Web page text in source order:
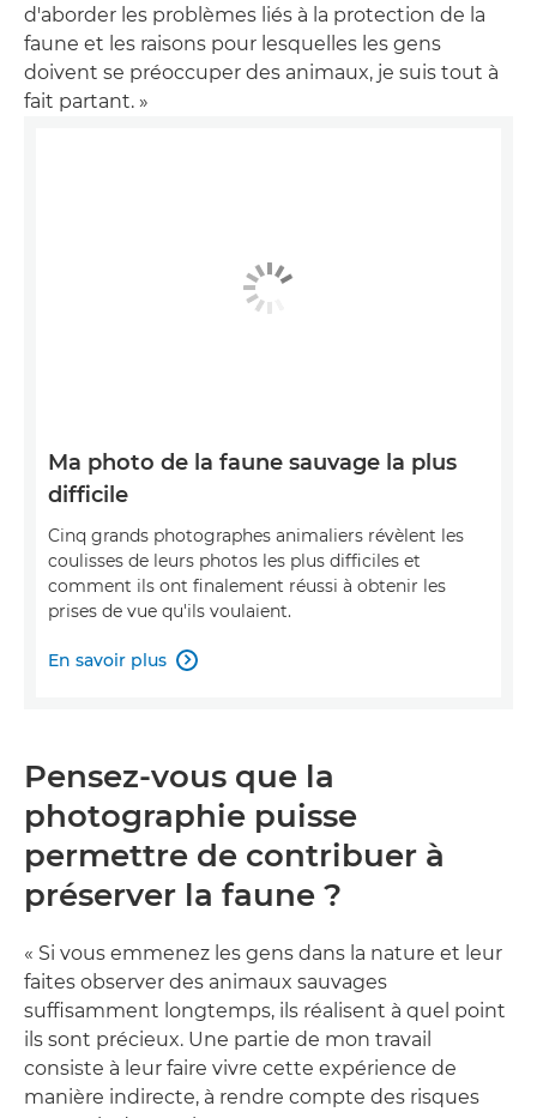
d'aborder les problèmes liés à la protection de la
faune et les raisons pour lesquelles les gens
doivent se préoccuper des animaux, je suis tout à
fait partant. »
Ma photo de la faune sauvage la plus
difficile
Cinq grands photographes animaliers révèlent les
coulisses de leurs photos les plus difficiles et
comment ils ont finalement réussi à obtenir les
prises de vue qu'ils voulaient.
En savoir plus 
Pensez-vous que la
photographie puisse
permettre de contribuer à
préserver la faune ?
« Si vous emmenez les gens dans la nature et leur
faites observer des animaux sauvages
suffisamment longtemps, ils réalisent à quel point
ils sont précieux. Une partie de mon travail
consiste à leur faire vivre cette expérience de
manière indirecte, à rendre compte des risques